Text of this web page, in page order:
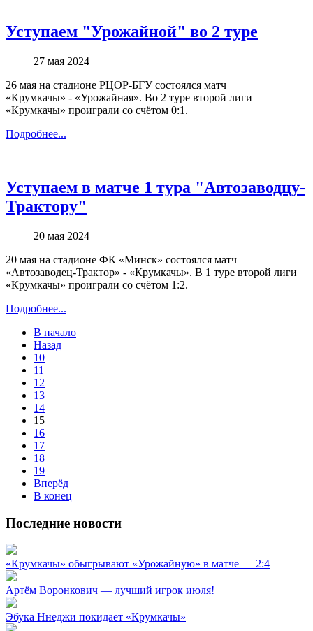
Уступаем "Урожайной" во 2 туре
27 мая 2024
26 мая на стадионе РЦОР-БГУ состоялся матч
«Крумкачы» - «Урожайная». Во 2 туре второй лиги
«Крумкачы» проиграли со счётом 0:1.
Подробнее...
Уступаем в матче 1 тура "Автозаводцу-
Трактору"
20 мая 2024
20 мая на стадионе ФК «Минск» состоялся матч
«Автозаводец-Трактор» - «Крумкачы». В 1 туре второй лиги
«Крумкачы» проиграли со счётом 1:2.
Подробнее...
В начало
Назад
10
11
12
13
14
15
16
17
18
19
Вперёд
В конец
Последние новости
«Крумкачы» обыгрывают «Урожайную» в матче — 2:4
Артём Воронкович — лучший игрок июля!
Эбука Ннеджи покидает «Крумкачы»